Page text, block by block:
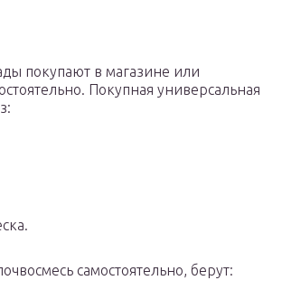
покупают в магазине или
Покупная универсальная
самостоятельно, берут: